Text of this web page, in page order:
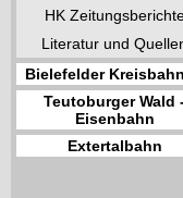
HK
Literatur und
Bielefelder
Teutoburger Wald
Eisenbahn
Extertalbahn